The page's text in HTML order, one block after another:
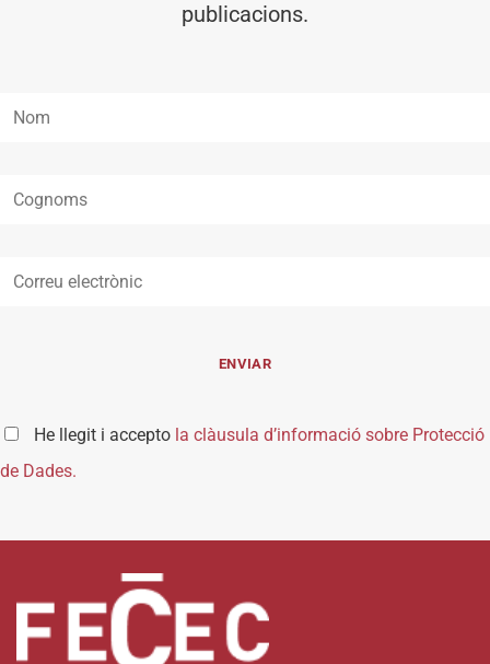
publicacions.
He llegit i accepto la clàusula d’informació sobre Protecció
de Dades.